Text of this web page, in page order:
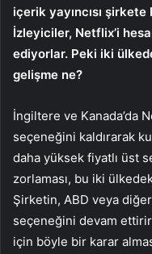
içerik yayıncısı
İzleyiciler, Netflix’i
ediyorlar. Peki iki
gelişme ne?
İngiltere ve Kanada’da
seçeneğini kaldırarak
daha yüksek fiyatlı üst
zorlaması, bu iki
Şirketin, ABD veya
seçeneğini devam
için böyle bir karar